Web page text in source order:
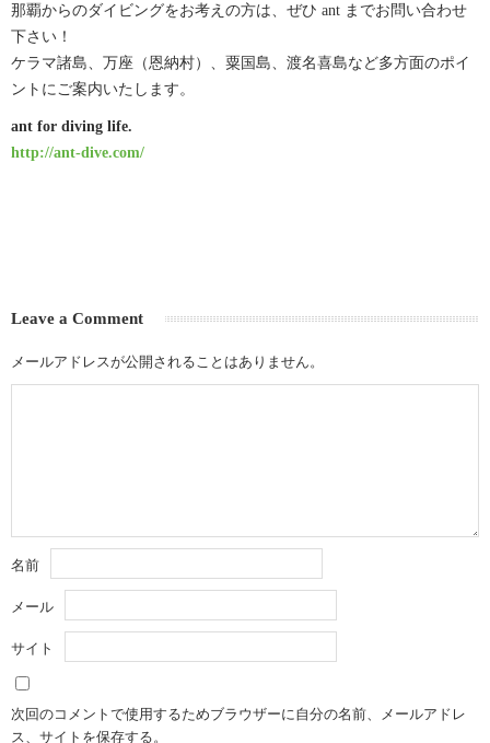
那覇からのダイビングをお考えの方は、ぜひ ant までお問い合わせ
下さい！
ケラマ諸島、万座（恩納村）、粟国島、渡名喜島など多方面のポイ
ントにご案内いたします。
ant for diving life.
http://ant-dive.com/
Leave a Comment
メールアドレスが公開されることはありません。
名前
メール
サイト
次回のコメントで使用するためブラウザーに自分の名前、メールアドレ
ス、サイトを保存する。